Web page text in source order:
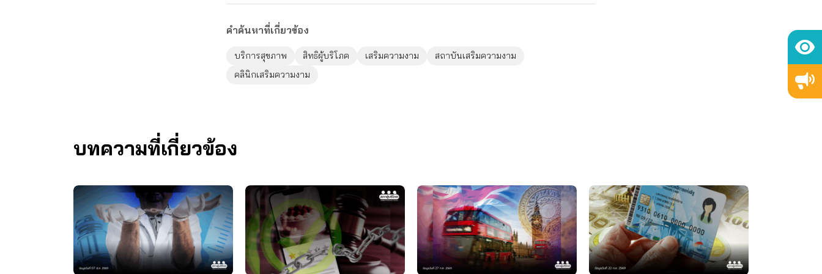
คำค้นหาที่เกี่ยวข้อง
บริการสุขภาพ สิทธิผู้บริโภค เสริมความงาม
สถาบันเสริมความงาม
คลินิกเสริมความงาม
บทความที่เกี่ยวข้อง